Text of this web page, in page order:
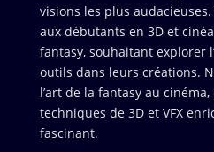
visions les plus audacieuses.
aux débutants en 3D et
fantasy, souhaitant explorer
outils dans leurs créations.
l’art de la fantasy au
techniques de 3D et VFX
fascinant.